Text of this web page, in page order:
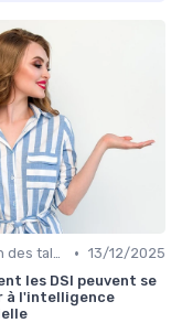
Gestion des talents IT • 13/12/2025
les DSI peuvent se
à l'intelligence